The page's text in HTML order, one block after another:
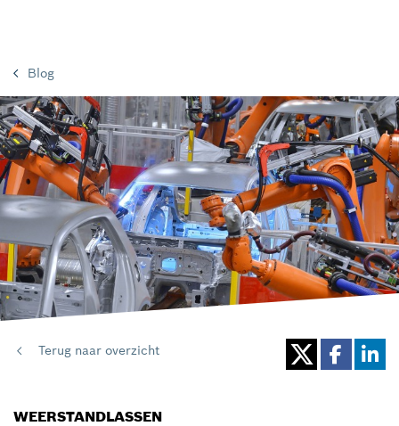
Blog
Terug naar overzicht
WEERSTANDLASSEN